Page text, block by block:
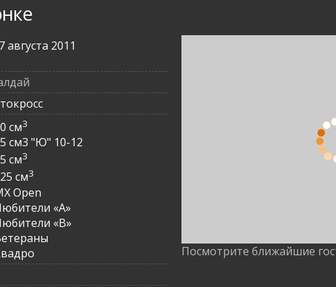
августа 2011
см3
см3 "Ю" 10-12
см3
см3
Open
«A»
«B»
Посмотрите ближайшие